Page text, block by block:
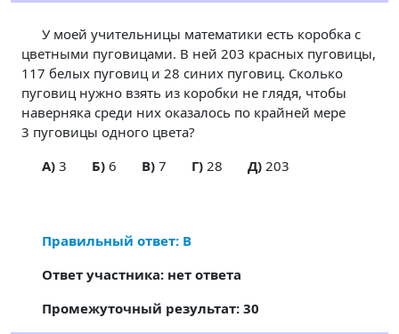
У моей учительницы математики есть коробка с
цветными пуговицами. В ней 203 красных пуговицы,
117 белых пуговиц и 28 синих пуговиц. Сколько
пуговиц нужно взять из коробки не глядя, чтобы
наверняка среди них оказалось по крайней мере
3 пуговицы одного цвета?
A)3 Б)6 В)7 Г)28 Д)203
Правильный ответ: В
Ответ участника: нет ответа
Промежуточный результат: 30